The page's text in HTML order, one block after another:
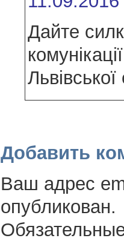
Дайте
Львівської
Добавить
Ваш адрес
опубликован.